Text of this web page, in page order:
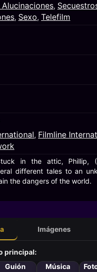
,
, Sexo, Telefilm
, Filmline
in the attic, Phillip,
different tales to an
the dangers of the world.
Imágenes
principal:
Guión Música